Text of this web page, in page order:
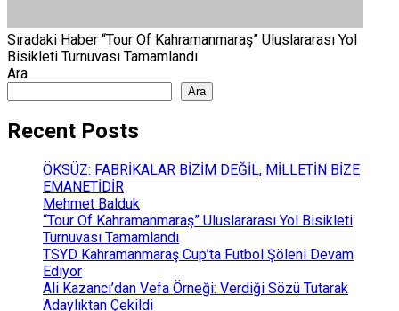
Sıradaki Haber “Tour Of Kahramanmaraş” Uluslararası Yol
Bisikleti Turnuvası Tamamlandı
Ara
Ara
Recent Posts
ÖKSÜZ: FABRİKALAR BİZİM DEĞİL, MİLLETİN BİZE
EMANETİDİR
Mehmet Balduk
“Tour Of Kahramanmaraş” Uluslararası Yol Bisikleti
Turnuvası Tamamlandı
TSYD Kahramanmaraş Cup’ta Futbol Şöleni Devam
Ediyor
Ali Kazancı’dan Vefa Örneği: Verdiği Sözü Tutarak
Adaylıktan Çekildi